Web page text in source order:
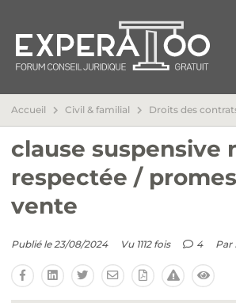
Accueil Civil & familial Droits des
clause suspensive
respectée /
vente
Publié le 23/08/2024 Vu 1112 fois 4 Par